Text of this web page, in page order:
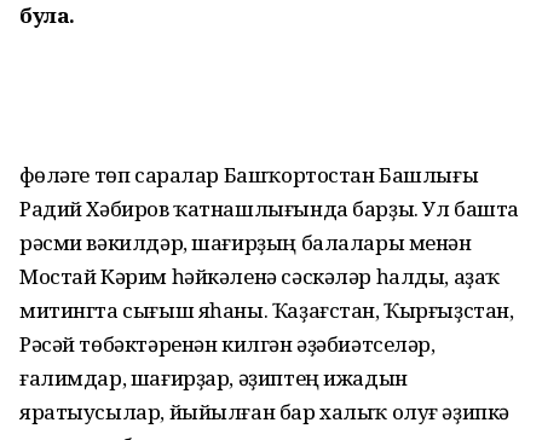
була.
Өфөләге төп саралар Башҡортостан Баш­лығы
Радий Хәбиров ҡатнашлығында барҙы. Ул башта
рәсми вәкилдәр, шағирҙың балалары менән
Мостай Кәрим һәйкәленә сәскәләр һалды, аҙаҡ
митингта сығыш яһаны. Ҡаҙағстан, Ҡыр­ғыҙс­тан,
Рәсәй төбәктәренән килгән әҙәбиәтсе­ләр,
ғалимдар, шағирҙар, әҙиптең ижадын
яратыусылар, йыйылған бар халыҡ олуғ әҙипкә